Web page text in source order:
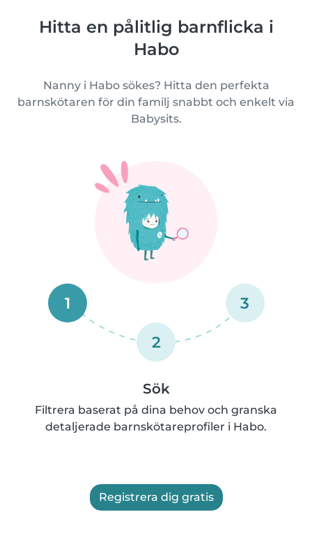
Hitta en pålitlig barnflicka i
Habo
Nanny i Habo sökes? Hitta den perfekta
barnskötaren för din familj snabbt och enkelt via
Babysits.
1
2
3
Sök
Filtrera baserat på dina behov och granska
detaljerade barnskötareprofiler i Habo.
Registrera dig gratis